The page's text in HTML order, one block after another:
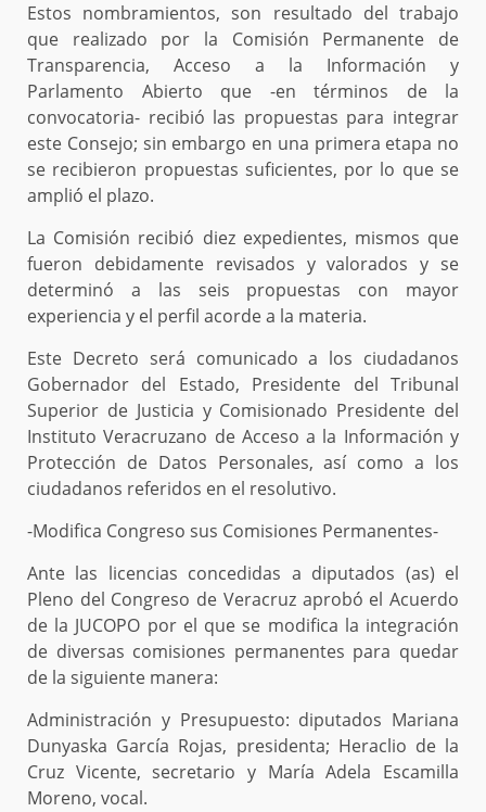
Estos nombramientos, son resultado del trabajo
que realizado por la Comisión Permanente de
Transparencia, Acceso a la Información y
Parlamento Abierto que -en términos de la
convocatoria- recibió las propuestas para integrar
este Consejo; sin embargo en una primera etapa no
se recibieron propuestas suficientes, por lo que se
amplió el plazo.
La Comisión recibió diez expedientes, mismos que
fueron debidamente revisados y valorados y se
determinó a las seis propuestas con mayor
experiencia y el perfil acorde a la materia.
Este Decreto será comunicado a los ciudadanos
Gobernador del Estado, Presidente del Tribunal
Superior de Justicia y Comisionado Presidente del
Instituto Veracruzano de Acceso a la Información y
Protección de Datos Personales, así como a los
ciudadanos referidos en el resolutivo.
-Modifica Congreso sus Comisiones Permanentes-
Ante las licencias concedidas a diputados (as) el
Pleno del Congreso de Veracruz aprobó el Acuerdo
de la JUCOPO por el que se modifica la integración
de diversas comisiones permanentes para quedar
de la siguiente manera:
Administración y Presupuesto: diputados Mariana
Dunyaska García Rojas, presidenta; Heraclio de la
Cruz Vicente, secretario y María Adela Escamilla
Moreno, vocal.